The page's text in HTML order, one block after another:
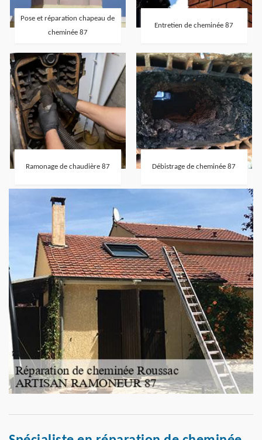
Pose et réparation chapeau de
cheminée 87
Entretien de cheminée 87
Ramonage de chaudière 87 Débistrage de cheminée 87